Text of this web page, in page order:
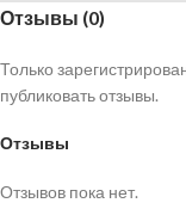
Отзывы (0)
Отзывы
Отзывов пока нет.
Только
публиковать отзывы.